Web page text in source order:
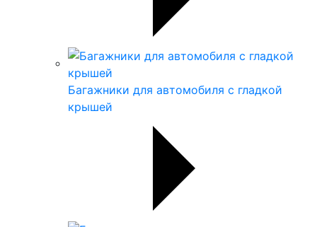
Багажники для автомобиля с гладкой
крышей